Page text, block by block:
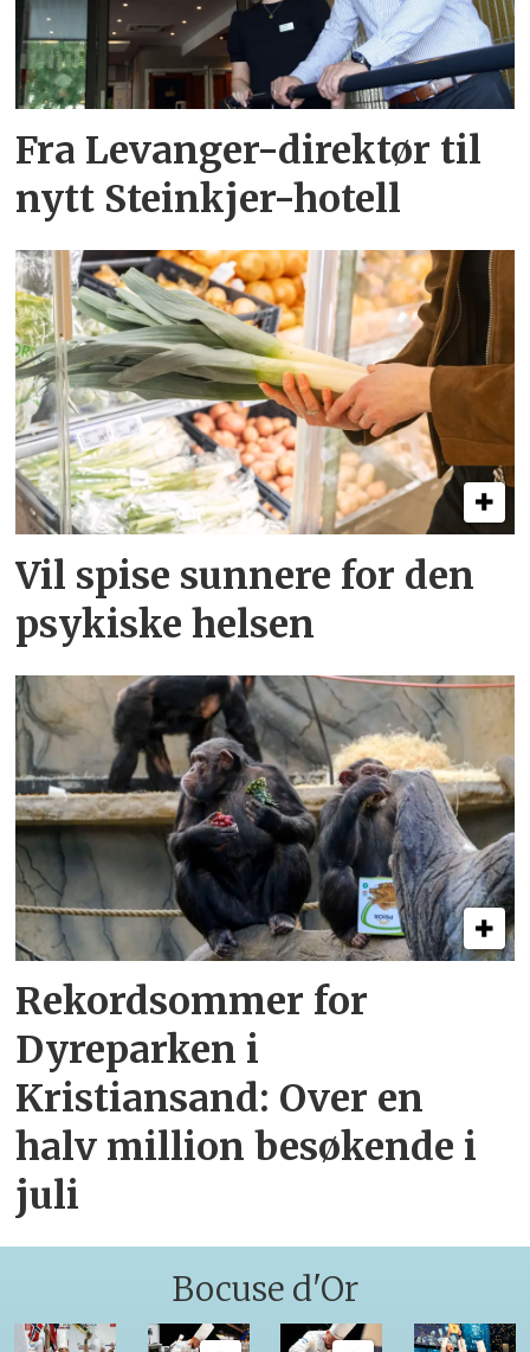
Fra Levanger-direktør til
nytt Steinkjer-hotell
Vil spise sunnere for den
psykiske helsen
Rekordsommer for
Dyreparken i
Kristiansand: Over en
halv million besøkende i
juli
Bocuse d'Or